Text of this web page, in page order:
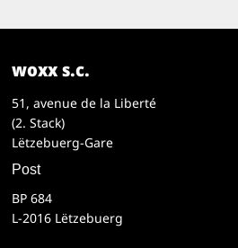
woxx s.c.
51, avenue de la Liberté
(2. Stack)
Lëtzebuerg-Gare
Post
BP 684
L-2016 Lëtzebuerg